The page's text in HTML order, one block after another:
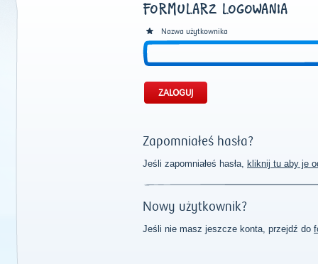
FORMULARZ LOGOWANIA
Nazwa użytkownika
Zapomniałeś hasła?
Jeśli zapomniałeś hasła, kliknij tu aby je
Nowy użytkownik?
Jeśli nie masz jeszcze konta, przejdź do